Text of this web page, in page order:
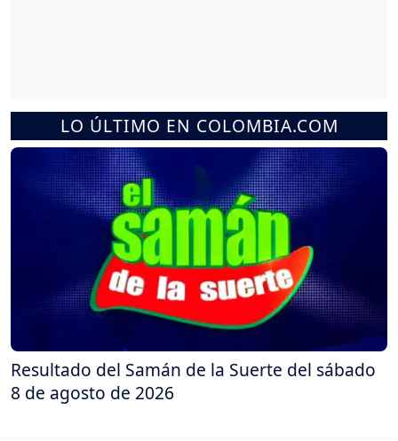
LO ÚLTIMO EN COLOMBIA.COM
Resultado del Samán de la Suerte del sábado
8 de agosto de 2026